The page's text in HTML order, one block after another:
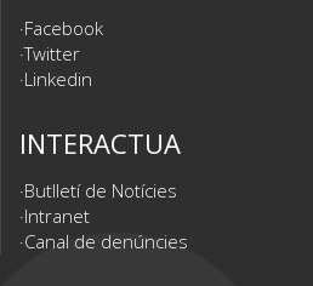
Facebook
Twitter
Linkedin
INTERACTUA
Butlletí de Notícies
Intranet
Canal de denúncies